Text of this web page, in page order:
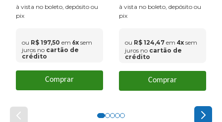
à vista no boleto, depósito ou
pix
ou R$ 197,50 em 6x sem
juros no cartão de
crédito
Comprar
à vista no boleto, depósito ou
pix
ou R$ 124,47 em 4x sem
juros no cartão de
crédito
Comprar